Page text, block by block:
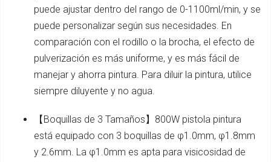
puede ajustar dentro del rango de 0-1100ml/min, y se
puede personalizar según sus necesidades. En
comparación con el rodillo o la brocha, el efecto de
pulverización es más uniforme, y es más fácil de
manejar y ahorra pintura. Para diluir la pintura, utilice
siempre diluyente y no agua.
【Boquillas de 3 Tamaños】800W pistola pintura
está equipado con 3 boquillas de φ1.0mm, φ1.8mm
y 2.6mm. La φ1.0mm es apta para visicosidad de